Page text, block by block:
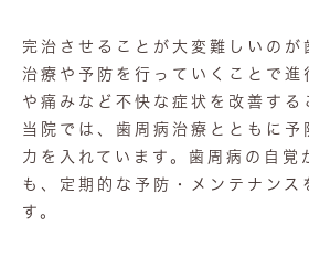
完治させることが大変難しいのが
治療や予防を行っていくことで進
や痛みなど不快な症状を改善する
当院では、歯周病治療とともに予
力を入れています。歯周病の自覚
も、定期的な予防・メンテナンス
す。